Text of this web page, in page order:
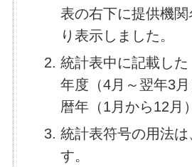
表の右下に提供機関
り表示しました。
統計表中に記載し
年度（4月～翌年3
暦年（1月から12月
統計表符号の用法
す。